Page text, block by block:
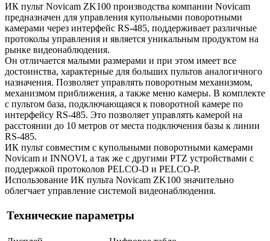
ИК пульт Novicam ZK100 производства компании Novicam
предназначен для управления купольными поворотными
камерами через интерфейс RS-485, поддерживает различные
протоколы управления и является уникальным продуктом на
рынке видеонаблюдения.
Он отличается малыми размерами и при этом имеет все
достоинства, характерные для больших пультов аналогичного
назначения. Позволяет управлять поворотным механизмом,
механизмом приближения, а также меню камеры. В комплекте
с пультом база, подключающаяся к поворотной камере по
интерфейсу RS-485. Это позволяет управлять камерой на
расстоянии до 10 метров от места подключения базы к линии
RS-485.
ИК пульт совместим с купольными поворотными камерами
Novicam и INNOVI, а так же с другими PTZ устройствами с
поддержкой протоколов PELCO-D и PELCO-P.
Использование ИК пульта Novicam ZK100 значительно
облегчает управление системой видеонаблюдения.
Технические параметры